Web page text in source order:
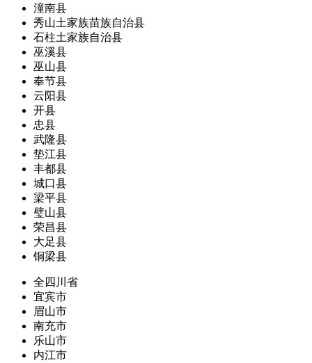
潼南县
秀山土家族苗族自治县
石柱土家族自治县
巫溪县
巫山县
奉节县
云阳县
开县
忠县
武隆县
垫江县
丰都县
城口县
梁平县
璧山县
荣昌县
大足县
铜梁县
全四川省
宜宾市
眉山市
南充市
乐山市
内江市